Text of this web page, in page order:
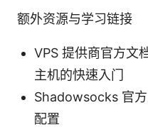
额外资源与学习链接
VPS 提供商官方文
主机的快速入门
Shadowsocks 官
配置